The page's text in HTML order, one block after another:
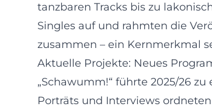
tanzbaren Tracks bis zu
Singles auf und rahmten die
zusammen – ein Kernmerkmal
Aktuelle Projekte: Neues
„Schawumm!“ führte 2025/26
Porträts und Interviews